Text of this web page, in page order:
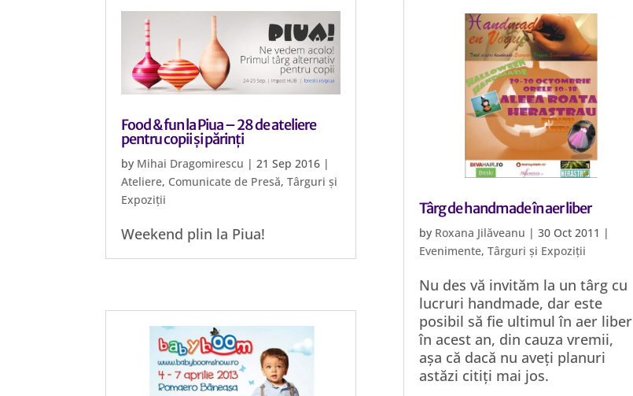
Food & fun la Piua – 28 de ateliere
pentru copii și părinți
by Mihai Dragomirescu |21 Sep 2016 |
Ateliere, Comunicate de Presă,Târguri și
Expoziții
Weekend plin la Piua!
Târg de handmade în aer liber
by Roxana Jilăveanu | 30 Oct 2011 |
Evenimente, Târguri și Expoziții
Nu des vă invităm la un târg cu
lucruri handmade, dar este
posibil să fie ultimul în aer liber
în acest an, din cauza vremii,
așa că dacă nu aveți planuri
astăzi citiți mai jos.